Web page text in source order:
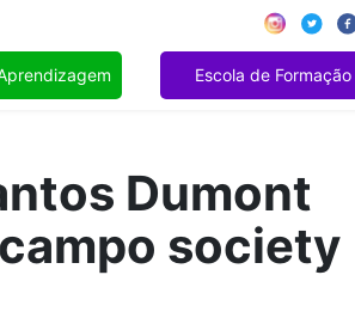
Escola de Formação
Dumont
society